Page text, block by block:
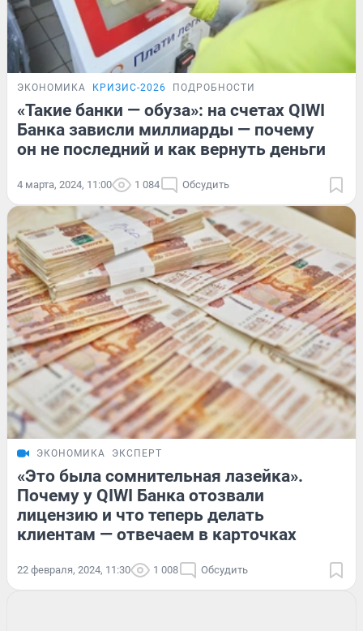
ЭКОНОМИКА КРИЗИС-2026 ПОДРОБНОСТИ
«Такие банки — обуза»: на счетах QIWI
Банка зависли миллиарды — почему
он не последний и как вернуть деньги
4 марта, 2024, 11:00 1 084 Обсудить
ЭКОНОМИКА ЭКСПЕРТ
«Это была сомнительная лазейка».
Почему у QIWI Банка отозвали
лицензию и что теперь делать
клиентам — отвечаем в карточках
22 февраля, 2024, 11:30 1 008 Обсудить